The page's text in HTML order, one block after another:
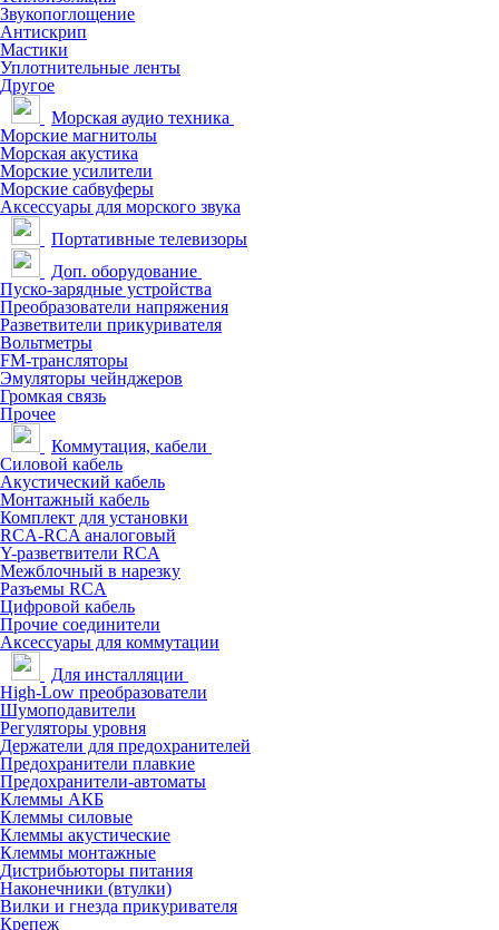
Звукопоглощение
Антискрип
Мастики
Уплотнительные ленты
Другое
Морская аудио техника
Морские магнитолы
Морская акустика
Морские усилители
Морские сабвуферы
Аксессуары для морского звука
Портативные телевизоры
Доп. оборудование
Пуско-зарядные устройства
Преобразователи напряжения
Разветвители прикуривателя
Вольтметры
FM-трансляторы
Эмуляторы чейнджеров
Громкая связь
Прочее
Коммутация, кабели
Силовой кабель
Акустический кабель
Монтажный кабель
Комплект для установки
RCA-RCA аналоговый
Y-разветвители RCA
Межблочный в нарезку
Разъемы RCA
Цифровой кабель
Прочие соединители
Аксессуары для коммутации
Для инсталляции
High-Low преобразователи
Шумоподавители
Регуляторы уровня
Держатели для предохранителей
Предохранители плавкие
Предохранители-автоматы
Клеммы АКБ
Клеммы силовые
Клеммы акустические
Клеммы монтажные
Дистрибьюторы питания
Наконечники (втулки)
Вилки и гнезда прикуривателя
Крепеж